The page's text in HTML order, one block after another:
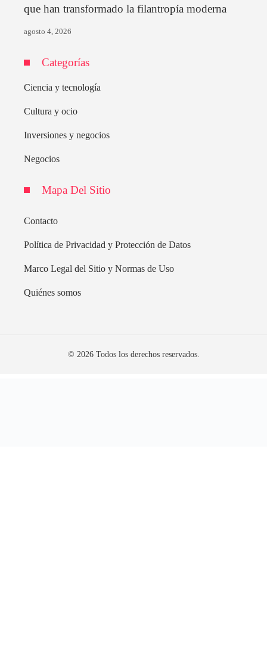
que han transformado la filantropía moderna
agosto 4, 2026
Categorías
Ciencia y tecnología
Cultura y ocio
Inversiones y negocios
Negocios
Mapa Del Sitio
Contacto
Política de Privacidad y Protección de Datos
Marco Legal del Sitio y Normas de Uso
Quiénes somos
© 2026 Todos los derechos reservados.